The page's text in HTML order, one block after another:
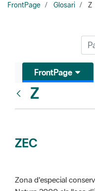
FrontPage Glosari Z
FrontPage
Z
ZEC
Zona d'especial